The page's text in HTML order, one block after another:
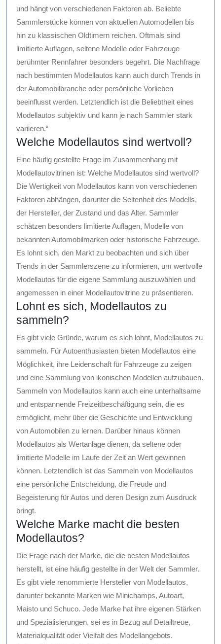
und hängt von verschiedenen Faktoren ab. Beliebte
Sammlerstücke können von aktuellen Automodellen bis
hin zu klassischen Oldtimern reichen. Oftmals sind
limitierte Auflagen, seltene Modelle oder Fahrzeuge
berühmter Rennfahrer besonders begehrt. Die Nachfrage
nach bestimmten Modellautos kann auch durch Trends in
der Automobilbranche oder persönliche Vorlieben
beeinflusst werden. Letztendlich ist die Beliebtheit eines
Modellautos subjektiv und kann je nach Sammler stark
variieren.“
Welche Modellautos sind wertvoll?
Eine häufig gestellte Frage im Zusammenhang mit
Modellautovitrinen ist: Welche Modellautos sind wertvoll?
Die Wertigkeit von Modellautos kann von verschiedenen
Faktoren abhängen, darunter die Seltenheit des Modells,
der Hersteller, der Zustand und das Alter. Sammler
schätzen besonders limitierte Auflagen, Modelle von
bekannten Automobilmarken oder historische Fahrzeuge.
Es lohnt sich, den Markt zu beobachten und sich über
Trends in der Sammlerszene zu informieren, um wertvolle
Modellautos für die eigene Sammlung auszuwählen und
angemessen in einer Modellautovitrine zu präsentieren.
Lohnt es sich, Modellautos zu
sammeln?
Es gibt viele Gründe, warum es sich lohnt, Modellautos zu
sammeln. Für Autoenthusiasten bieten Modellautos eine
Möglichkeit, ihre Leidenschaft für Fahrzeuge zu zeigen
und eine Sammlung von ikonischen Modellen aufzubauen.
Sammeln von Modellautos kann auch eine unterhaltsame
und entspannende Freizeitbeschäftigung sein, die es
ermöglicht, mehr über die Geschichte und Entwicklung
von Automobilen zu lernen. Darüber hinaus können
Modellautos als Wertanlage dienen, da seltene oder
limitierte Modelle im Laufe der Zeit an Wert gewinnen
können. Letztendlich ist das Sammeln von Modellautos
eine persönliche Entscheidung, die Freude und
Begeisterung für Autos und deren Design zum Ausdruck
bringt.
Welche Marke macht die besten
Modellautos?
Die Frage nach der Marke, die die besten Modellautos
herstellt, ist eine häufig gestellte in der Welt der Sammler.
Es gibt viele renommierte Hersteller von Modellautos,
darunter bekannte Marken wie Minichamps, Autoart,
Maisto und Schuco. Jede Marke hat ihre eigenen Stärken
und Spezialisierungen, sei es in Bezug auf Detailtreue,
Materialqualität oder Vielfalt des Modellangebots.